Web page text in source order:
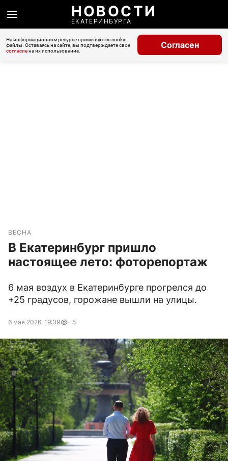
НОВОСТИ
ЕКАТЕРИНБУРГА
На информационном ресурсе применяются cookie-
файлы. Оставаясь на сайте, вы подтверждаете свое
согласиена их использование.
Согласен
ВЕСНА
В Екатеринбург пришло
настоящее лето: фоторепортаж
6 мая воздух в Екатеринбурге прогрелся до
+25 градусов, горожане вышли на улицы.
6 мая 2026, 19:39 5